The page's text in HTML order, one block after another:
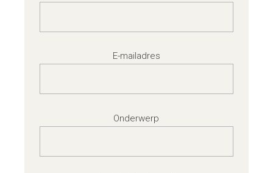
E-mailadres
Onderwerp